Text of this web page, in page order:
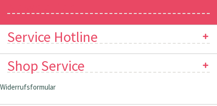
Service Hotline
Shop Service
Widerrufsformular